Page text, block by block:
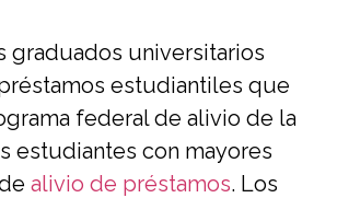
graduados universitarios
estudiantiles que
federal de alivio de la
estudiantes con mayores
alivio de préstamos. Los